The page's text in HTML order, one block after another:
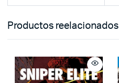
Productos reelacionados